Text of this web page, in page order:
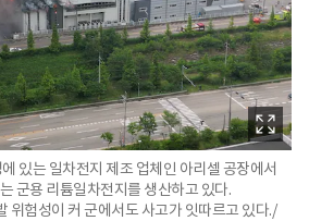
있는 일차전지 제조 업체인 아리셀 공장에서
군용 리튬일차전지를 생산하고 있다.
위험성이 커 군에서도 사고가 잇따르고 있다./